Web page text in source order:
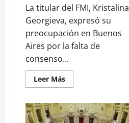
La titular del FMI, Kristalina
Georgieva, expresó su
preocupación en Buenos
Aires por la falta de
consenso...
Leer MásLeer
más
Georgieva
advierte